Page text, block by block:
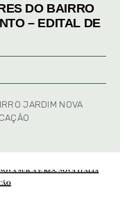
DO BAIRRO
– EDITAL DE
JARDIM NOVA